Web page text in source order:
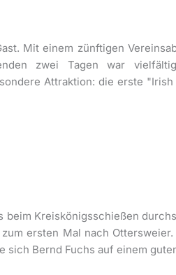
Mit einem zünftigen
zwei Tagen war
Attraktion: die erste
Kreiskönigsschießen
ersten Mal nach
Bernd Fuchs auf einem